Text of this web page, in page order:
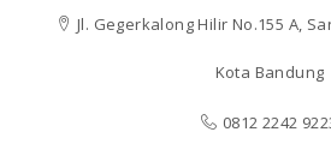
Jl. Gegerkalong Hilir No.155 A,
Kota Bandung
0812 2242